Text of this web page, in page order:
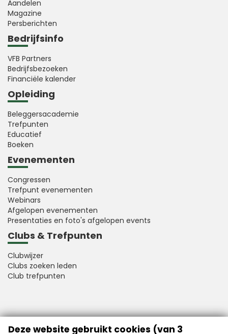
Aandelen
Magazine
Persberichten
Bedrijfsinfo
VFB Partners
Bedrijfsbezoeken
Financiële kalender
Opleiding
Beleggersacademie
Trefpunten
Educatief
Boeken
Evenementen
Congressen
Trefpunt evenementen
Webinars
Afgelopen evenementen
Presentaties en foto's afgelopen events
Clubs & Trefpunten
Clubwijzer
Clubs zoeken leden
Club trefpunten
VFB is a member of Better Finance
Deze website gebruikt cookies (van 3